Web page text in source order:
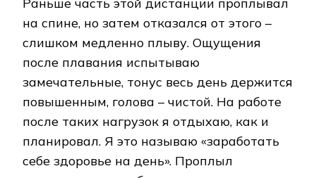
на спине, но затем отказался от этого –
слишком медленно плыву. Ощущения
после плавания испытываю
замечательные, тонус весь день держится
повышенным, голова – чистой. На работе
после таких нагрузок я отдыхаю, как и
планировал. Я это называю «заработать
себе здоровье на день». Проплыл